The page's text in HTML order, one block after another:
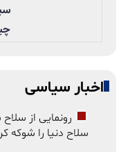
اخبار سیاسی
رونمایی از
سلاح دنیا را شوکه